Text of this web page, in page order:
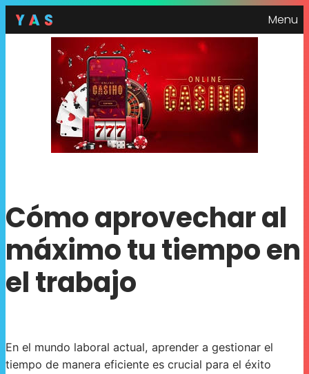
Menu
Cómo aprovechar al
máximo tu tiempo en
el trabajo
En el mundo laboral actual, aprender a gestionar el
tiempo de manera eficiente es crucial para el éxito